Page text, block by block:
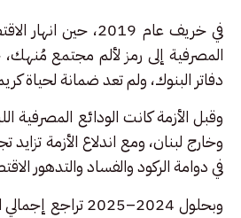
في خريف عام 2019، حين انهار الاقتصاد اللبناني وانهارت الثقة الشعبية في
المصرفية إلى رمز لألم مجتمع
دفاتر البنوك، ولم تعد ضمانة لحياة
وخارج لبنان، ومع اندلاع الأزمة
في دوامة الركود والفساد والتدهور